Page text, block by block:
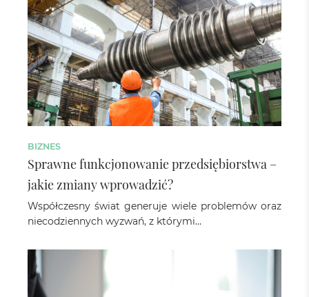
BIZNES
Sprawne funkcjonowanie przedsiębiorstwa –
jakie zmiany wprowadzić?
Współczesny świat generuje wiele problemów oraz
niecodziennych wyzwań, z którymi…